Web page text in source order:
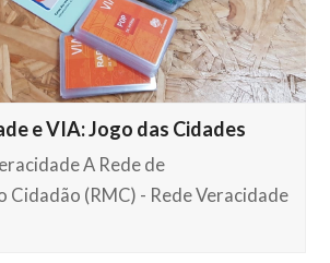
e VIA: Jogo das Cidades
A Rede de
(RMC) - Rede Veracidade